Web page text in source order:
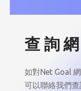
查詢
如對Net Goal
可以聯絡我們查